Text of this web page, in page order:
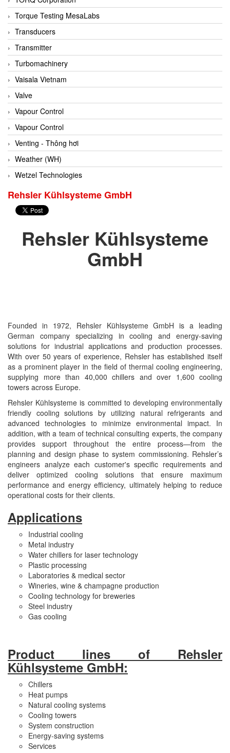
Conch
Conductix/ WAMPFLER
Contrec
Contrinex
Control Solution Minesota
Copeland
Cortem
Cosa Xentaur
Cosil
Coulton
Crouzet
Crowcon
Crutec Dust Zero Vietnam
CRYSOUND
Cygnus
Cypet Vietnam
Daehan Sensor
Daito Kogyo
Danfoss
Datalogic Vietnam
Datexel
Debron VietNam
DEIF
Delmhorst VietNam
Delta Ohm
Delta sensor
Delta-mobrey
DEMA Engineering/ Foam- IT
DESAX
DET-TRONICS
Deublin
Dias Infrared
DINA Elektronik
Dinel
Di-Soric
Di-Soric
Dixon Valve
Doctor Led Vietnam
Torque Testing MesaLabs
Transducers
Transmitter
Turbomachinery
Vaisala Vietnam
Valve
Vapour Control
Vapour Control
Venting - Thông hơi
Weather (WH)
Wetzel Technologies
Rehsler Kühlsysteme GmbH
Rehsler Kühlsysteme
GmbH
Founded in 1972, Rehsler Kühlsysteme GmbH is a leading
German company specializing in cooling and energy-saving
solutions for industrial applications and production processes.
With over 50 years of experience, Rehsler has established itself
as a prominent player in the field of thermal cooling engineering,
supplying more than 40,000 chillers and over 1,600 cooling
towers across Europe.
Rehsler Kühlsysteme is committed to developing environmentally
friendly cooling solutions by utilizing natural refrigerants and
advanced technologies to minimize environmental impact. In
addition, with a team of technical consulting experts, the company
provides support throughout the entire process—from the
planning and design phase to system commissioning. Rehsler’s
engineers analyze each customer's specific requirements and
deliver optimized cooling solutions that ensure maximum
performance and energy efficiency, ultimately helping to reduce
operational costs for their clients.
Applications
Industrial cooling
Metal industry
Water chillers for laser technology
Plastic processing
Laboratories & medical sector
Wineries, wine & champagne production
Cooling technology for breweries
Steel industry
Gas cooling
Product lines of Rehsler
Kühlsysteme GmbH:
Chillers
Heat pumps
Natural cooling systems
Cooling towers
System construction
Energy-saving systems
Services